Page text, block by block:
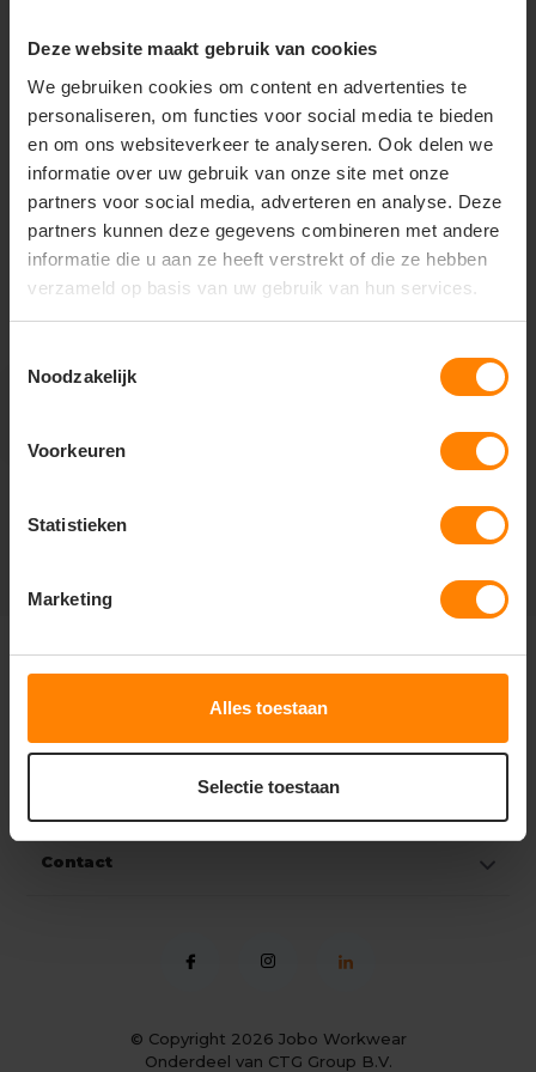
Deze website maakt gebruik van cookies
We gebruiken cookies om content en advertenties te
personaliseren, om functies voor social media te bieden
en om ons websiteverkeer te analyseren. Ook delen we
informatie over uw gebruik van onze site met onze
partners voor social media, adverteren en analyse. Deze
partners kunnen deze gegevens combineren met andere
informatie die u aan ze heeft verstrekt of die ze hebben
verzameld op basis van uw gebruik van hun services.
Noodzakelijk
Voorkeuren
Statistieken
Marketing
Alles toestaan
Selectie toestaan
+31(0)418 511 972
info@joboworkwear.nl
Schrijf je in voor exclusief
nieuws & updates
Abonneer
Klantenservice
Contact
© Copyright 2026 Jobo Workwear
Onderdeel van CTG Group B.V.